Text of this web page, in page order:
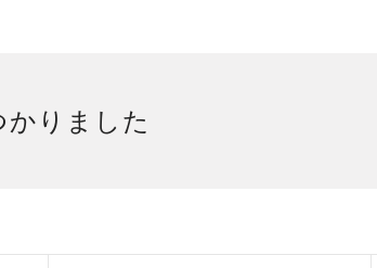
資格取得サポート制度
社員主役のプロジェクト
かりました